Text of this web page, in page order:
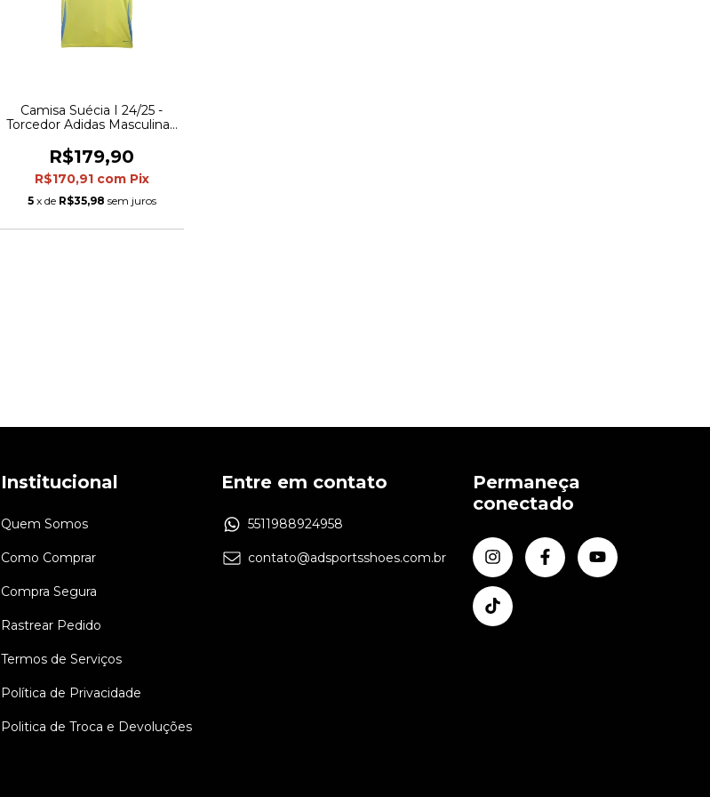
Camisa Suécia I 24/25 -
Torcedor Adidas Masculina -
azul
R$179,90
R$170,91 com Pix
5 x de R$35,98 sem juros
Institucional
Quem Somos
Como Comprar
Compra Segura
Rastrear Pedido
Termos de Serviços
Política de Privacidade
Politica de Troca e Devoluções
Entre em contato
5511988924958
contato@adsportsshoes.com.br
Permaneça
conectado